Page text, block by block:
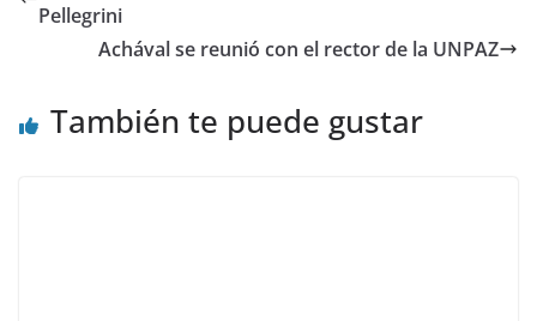
Pellegrini
Achával se reunió con el rector de la UNPAZ
También te puede gustar